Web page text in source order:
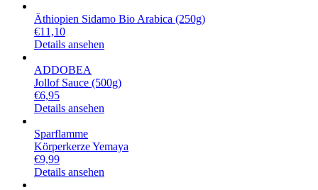
Äthiopien Sidamo Bio Arabica (250g)
€11,10
Details ansehen
ADDOBEA
Jollof Sauce (500g)
€6,95
Details ansehen
Sparflamme
Körperkerze Yemaya
€9,99
Details ansehen